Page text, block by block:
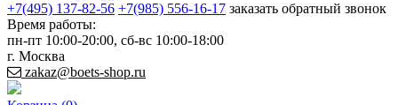
+7(495) 137-82-56 +7(985) 556-16-17 заказать обратный звонок
Время работы:
пн-пт 10:00-20:00, сб-вс 10:00-18:00
г. Москва
zakaz@boets-shop.ru